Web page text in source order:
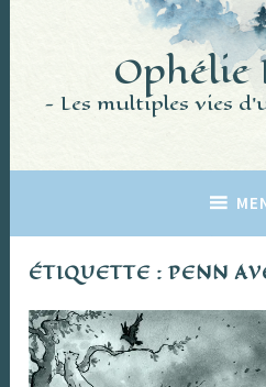
principal
Ophélie
Les multiples vies
ÉTIQUETTE :PENN